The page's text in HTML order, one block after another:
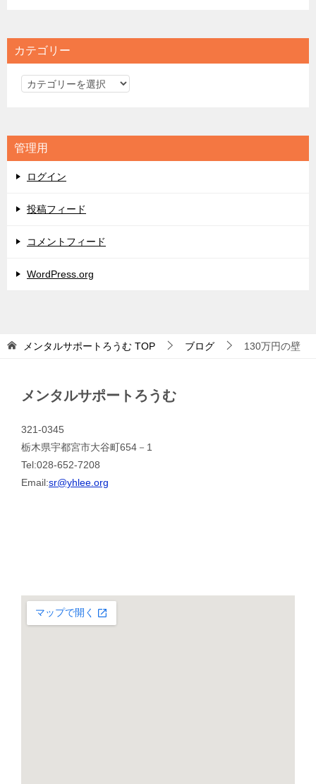
カテゴリー
カ
リ
ー
管理用
ログイン
投稿フィード
コメントフィード
WordPress.org
メンタルサポートろうむ TOP ブログ 130万円の壁
メンタルサポートろうむ
321-0345
栃木県宇都宮市大谷町654－1
Tel:028-652-7208
Email:sr@yhlee.org